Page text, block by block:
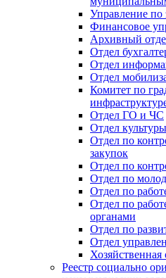
Управление по
Финансовое
Архивный
Отдел
Отдел
Отдел
Комитет по
Отдел ГО и ЧС
Отдел культуры
Отдел по
закупок
Отдел по
Отдел по
Отдел по
Отдел по
органами
Отдел по
Отдел
Хозяйственная
Реестр социально